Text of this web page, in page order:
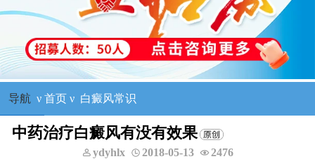
导航 ν 首页ν 白癜风常识
中药治疗白癜风有没有效果
ydyhlx 2018-05-13 2476